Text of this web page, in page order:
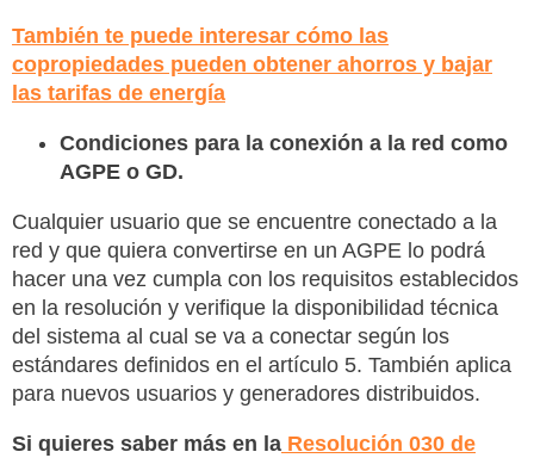
También te puede interesar cómo las
copropiedades pueden obtener ahorros y bajar
las tarifas de energía
Condiciones para la conexión a la red como
AGPE o GD.
Cualquier usuario que se encuentre conectado a la
red y que quiera convertirse en un AGPE lo podrá
hacer una vez cumpla con los requisitos establecidos
en la resolución y verifique la disponibilidad técnica
del sistema al cual se va a conectar según los
estándares definidos en el artículo 5. También aplica
para nuevos usuarios y generadores distribuidos.
Si quieres saber más en la Resolución 030 de